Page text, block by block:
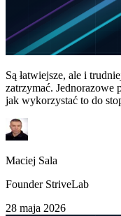
Są łatwiejsze, ale i
zatrzymać. Jednorazowe
jak wykorzystać to do
Maciej Sala
Founder StriveLab
28 maja 2026